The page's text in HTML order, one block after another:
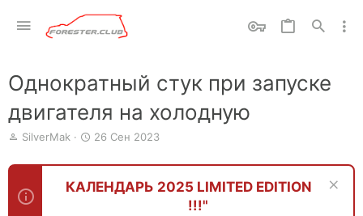
Однократный стук при запуске
двигателя на холодную
А
т
р
т
SilverMak
Д
т
а
н
26 Сен 2023
КАЛЕНДАРЬ 2025 LIMITED EDITION
!!!"